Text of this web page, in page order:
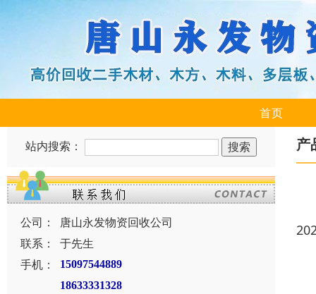
首页
站内搜索：
公司：
唐山永发物资回收公司
联系：
于先生
手机：
15097544889
18633331328
产